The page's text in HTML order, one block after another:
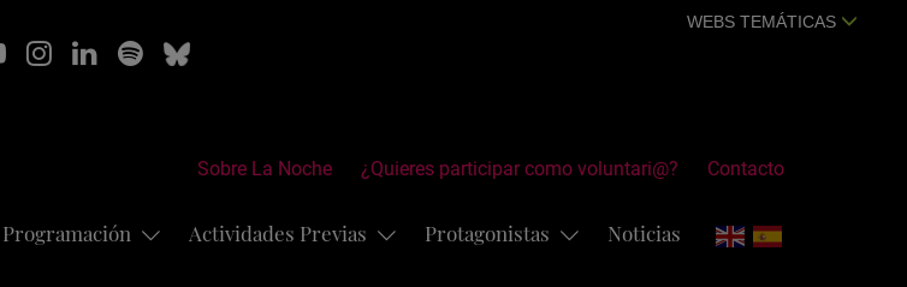
WEBS TEMÁTICAS
Sobre La Noche ¿Quieres participar como voluntari@? Contacto
Programación Actividades Previas Protagonistas Noticias